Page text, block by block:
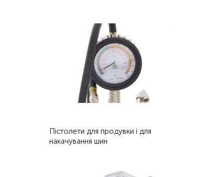
Пістолети для продувки і для
накачування шин